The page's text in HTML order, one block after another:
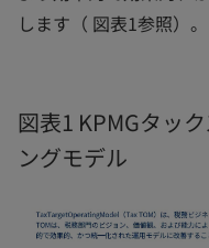
します（ 図表1参照）。
図表1 KPMGタッ
ングモデル